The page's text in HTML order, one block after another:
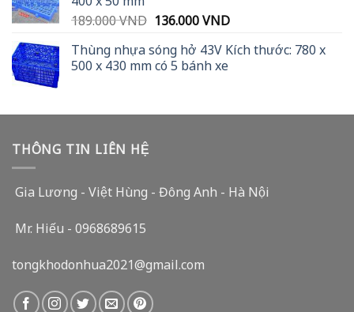
189.000VND Original
was:
189.000 VND.
136.000VNDCurrent
is:
Thùng nhựa sóng hở 43V Kích thước: 780 x
500 x 430 mm có 5 bánh xe
THÔNG TIN LIÊN HỆ
Gia Lương - Việt Hùng - Đông Anh - Hà Nội
Mr. Hiếu - 0968689615
tongkhodonhua2021@gmail.com